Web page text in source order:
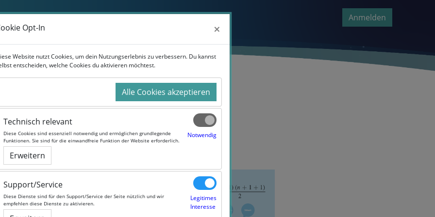
Weiterbildung Studium Für Unternehmen Anmelden
Opt-In ×
Website nutzt Cookies, um dein Nutzungserlebnis zu verbessern. Du kannst
entscheiden, welche Cookies du aktivieren möchtest.
Alle Cookies akzeptieren
Technisch relevant
Diese Cookies sind essenziell notwendig und ermöglichen grundlegende
Funktionen. Sie sind für die einwandfreie Funktion der Website erforderlich.
Notwendig
Erweitern
Support/Service
Diese Dienste sind für den Support/Service der Seite nützlich und wir
empfehlen diese Dienste zu aktivieren.
Legitimes
Interesse
Opt-In ×
Website nutzt Cookies, um dein Nutzungserlebnis zu verbessern. Du kannst
entscheiden, welche Cookies du aktivieren möchtest.
Alle Cookies akzeptieren
Technisch relevant
Diese Cookies sind essenziell notwendig und ermöglichen grundlegende
Funktionen. Sie sind für die einwandfreie Funktion der Website erforderlich.
Notwendig
Erweitern
Support/Service
Diese Dienste sind für den Support/Service der Seite nützlich und wir
empfehlen diese Dienste zu aktivieren.
Legitimes
Interesse